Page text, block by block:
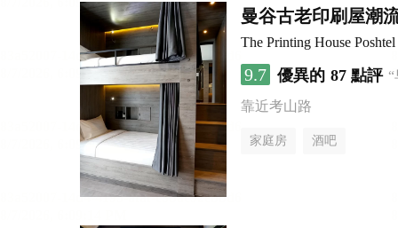
曼谷古老印刷屋潮
The Printing House Poshtel
9.7 優異的 87 點評
靠近考山路
家庭房 酒吧